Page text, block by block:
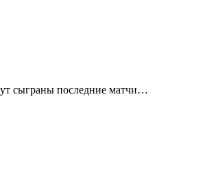
сыграны последние матчи…